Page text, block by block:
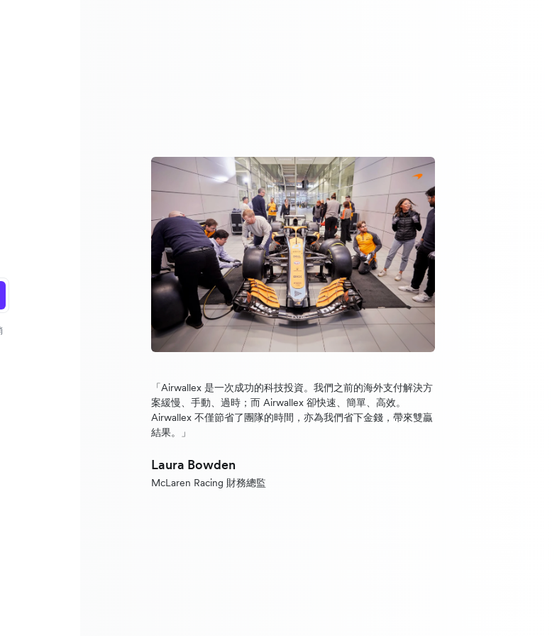
「Airwallex 是一次成功的科技投資。我們之前的海外支付解決方
案緩慢、手動、過時；而 Airwallex 卻快速、簡單、高效。
Airwallex 不僅節省了團隊的時間，亦為我們省下金錢，帶來雙贏
結果。」
Laura Bowden
McLaren Racing 財務總監